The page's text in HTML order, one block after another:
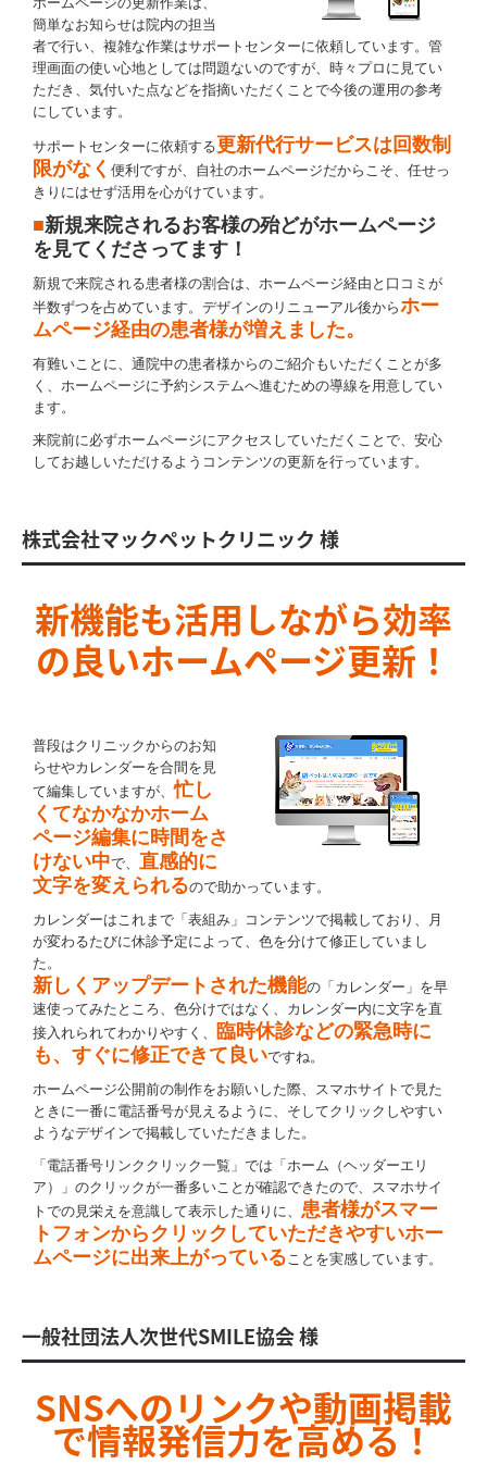
簡単なお知らせは院内の担当
者で行い、複雑な作業はサポートセンターに依頼しています。管
理画面の使い心地としては問題ないのですが、時々プロに見てい
ただき、気付いた点などを指摘いただくことで今後の運用の参考
にしています。
サポートセンターに依頼する更新代行サービスは回数制
限がなく 便利ですが、自社のホームページだからこそ、任せっ
きりにはせず活用を心がけています。
■新規来院されるお客様の殆どがホームページ
を見てくださってます！
新規で来院される患者様の割合は、ホームページ経由と口コミが
半数ずつを占めています。デザインのリニューアル後からホー
ムページ経由の患者様が増えました。
有難いことに、通院中の患者様からのご紹介もいただくことが多
く、ホームページに予約システムへ進むための導線を用意してい
ます。
来院前に必ずホームページにアクセスしていただくことで、安心
してお越しいただけるようコンテンツの更新を行っています。
株式会社マックペットクリニック 様
新機能も活用しながら効率
の良いホームページ更新！
普段はクリニックからのお知
らせやカレンダーを合間を見
て編集していますが、忙し
くてなかなかホーム
ページ編集に時間をさ
けない中で、 直感的に
文字を変えられるので助かっています。
カレンダーはこれまで「表組み」コンテンツで掲載しており、月
が変わるたびに休診予定によって、色を分けて修正していまし
た。
新しくアップデートされた機能の「カレンダー」を早
速使ってみたところ、色分けではなく、カレンダー内に文字を直
接入れられてわかりやすく、
臨時休診などの緊急時に
も、すぐに修正できて良いですね。
ホームページ公開前の制作をお願いした際、スマホサイトで見た
ときに一番に電話番号が見えるように、そしてクリックしやすい
ようなデザインで掲載していただきました。
「電話番号リンククリック一覧」では「ホーム（ヘッダーエリ
ア）」のクリックが一番多いことが確認できたので、スマホサイ
トでの見栄えを意識して表示した通りに、 患者様がスマー
トフォンからクリックしていただきやすいホー
ムページに出来上がっている ことを実感しています。
一般社団法人次世代SMILE協会 様
SNSへのリンクや動画掲載
で情報発信力を高める！